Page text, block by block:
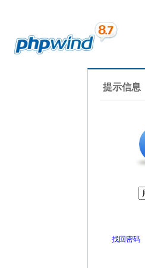
提示信息
找回密码